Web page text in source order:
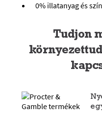
0% illatanyag és
Tudjon